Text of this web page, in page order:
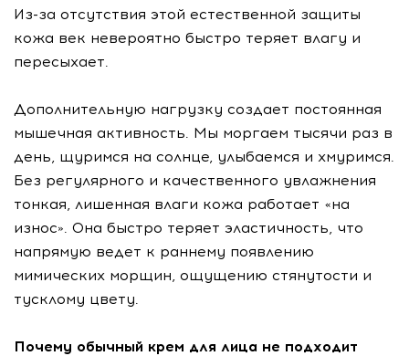
Из-за отсутствия этой естественной защиты
кожа век невероятно быстро теряет влагу и
пересыхает.
Дополнительную нагрузку создает постоянная
мышечная активность. Мы моргаем тысячи раз в
день, щуримся на солнце, улыбаемся и хмуримся.
Без регулярного и качественного увлажнения
тонкая, лишенная влаги кожа работает «на
износ». Она быстро теряет эластичность, что
напрямую ведет к раннему появлению
мимических морщин, ощущению стянутости и
тусклому цвету.
Почему обычный крем для лица не подходит